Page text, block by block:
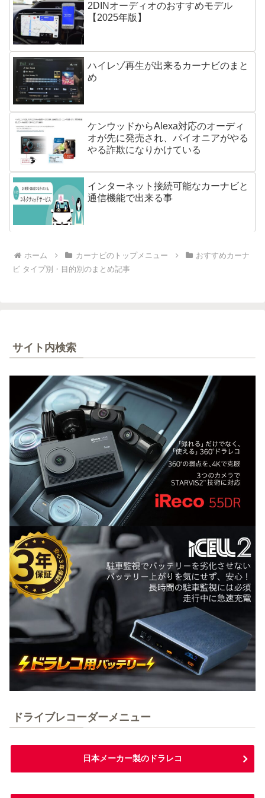
2DINオーディオのおすすめモデル
【2025年版】
ハイレゾ再生が出来るカーナビのまと
め
ケンウッドからAlexa対応のオーディ
オが先に発売され、パイオニアがやる
やる詐欺になりかけている
インターネット接続可能なカーナビと
通信機能で出来る事
ホーム カーナビのトップメニュー
おすすめカーナ
ビ タイプ別・目的別のまとめ記事
サイト内検索
ドライブレコーダーメニュー
日本メーカー製のドラレコ